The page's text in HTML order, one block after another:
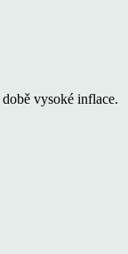
vysoké inflace.